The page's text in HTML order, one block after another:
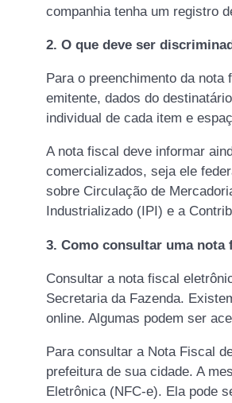
companhia tenha um registro
2. O que deve ser
Para o preenchimento da
emitente, dados do
individual de cada item e
A nota fiscal deve informar
comercializados, seja ele
sobre Circulação de
Industrializado (IPI) e a
3. Como consultar uma nota
Consultar a nota fiscal
Secretaria da Fazenda.
online. Algumas podem ser
Para consultar a Nota Fiscal
prefeitura de sua cidade. A
Eletrônica (NFC-e). Ela pode